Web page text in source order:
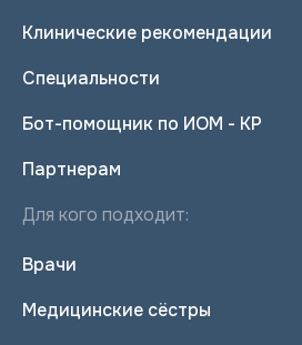
Клинические рекомендации
Специальности
Бот-помощник по ИОМ - КР
Партнерам
Для кого подходит:
Врачи
Медицинские сёстры